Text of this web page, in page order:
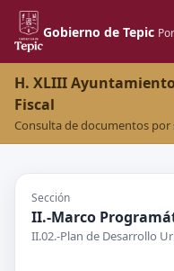
Gobierno de Tepic
H. XLIII
Fiscal
Consulta de documentos por
Sección
II.-Marco
II.02.-Plan de Desarrollo